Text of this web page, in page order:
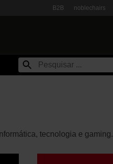
B2B noblechairs
tecnologia e gaming.